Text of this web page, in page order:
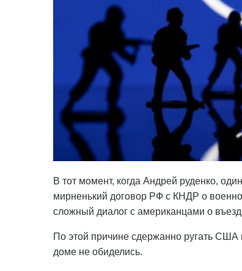
В тот момент, когда Андрей руденко,
мирненький договор РФ с КНДР о
сложный диалог с американцами о
По этой причине сдержанно ругать
доме не обиделись.